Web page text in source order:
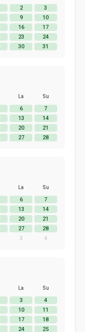
2
3
9
10
16
17
23
24
30 31
La Su
6
7
13
14
20
21
27 28
La Su
6
7
13
14
20
21
27
28
3 4
La Su
3
4
10
11
17
18
24 25